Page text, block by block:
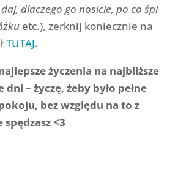
dlaczego go nosicie, po co śpi
etc.), zerknij koniecznie na
TUTAJ.
życzenia na najbliższe
dni – życzę, żeby było pełne
bez względu na to z
<3